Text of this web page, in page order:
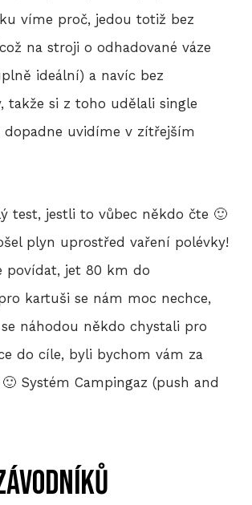
víme proč, jedou totiž bez
na stroji o odhadované váze
ideální) a navíc bez
takže si z toho udělali single
dopadne uvidíme v zítřejším
test, jestli to vůbec někdo čte 🙂
plyn uprostřed vaření polévky!
povídat, jet 80 km do
kartuši se nám moc nechce,
náhodou někdo chystali pro
do cíle, byli bychom vám za
Systém Campingaz (push and